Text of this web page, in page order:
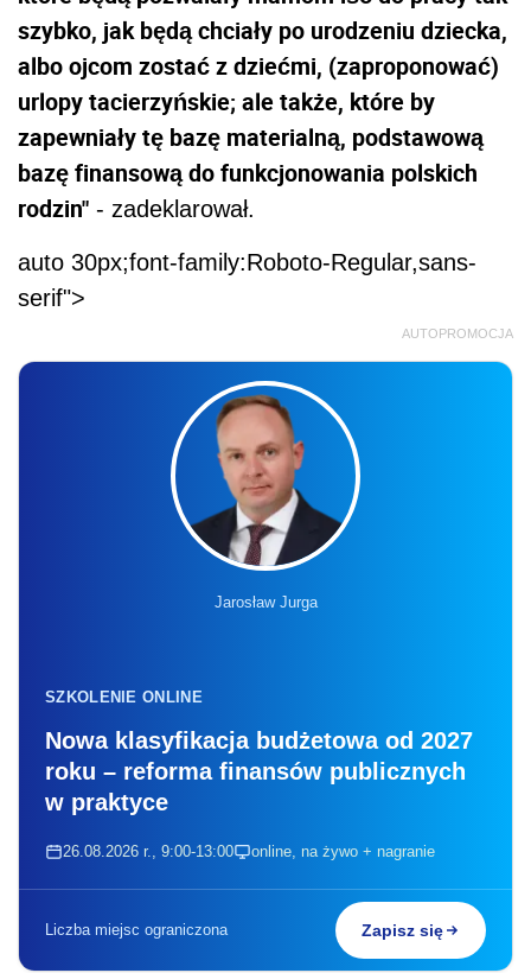
szybko, jak będą chciały po urodzeniu dziecka,
albo ojcom zostać z dziećmi, (zaproponować)
urlopy tacierzyńskie; ale także, które by
zapewniały tę bazę materialną, podstawową
bazę finansową do funkcjonowania polskich
rodzin" - zadeklarował.
auto 30px;font-family:Roboto-Regular,sans-
serif">
AUTOPROMOCJA
Jarosław Jurga
SZKOLENIE ONLINE
Nowa klasyfikacja budżetowa od 2027
roku – reforma finansów publicznych
w praktyce
26.08.2026 r., 9:00-13:00 online, na żywo + nagranie
Liczba miejsc ograniczona Zapisz się